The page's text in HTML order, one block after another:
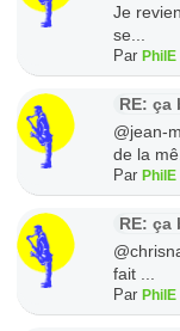
Je
se...
ParPhilE
RE: ça
@jean-
de la
ParPhilE
RE: ça
fait ...
ParPhilE